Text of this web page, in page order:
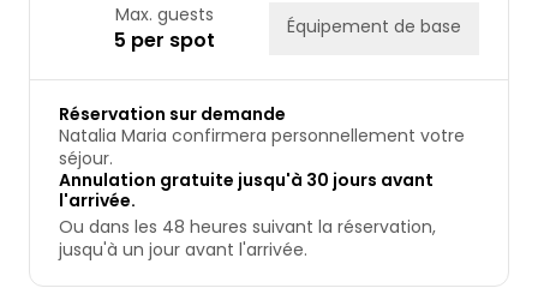
Max. guests
5 per spot Équipement de base
Réservation sur demande
Natalia Maria confirmera personnellement votre
séjour.
Annulation gratuite jusqu'à 30 jours avant
l'arrivée.
Ou dans les 48 heures suivant la réservation,
jusqu'à un jour avant l'arrivée.